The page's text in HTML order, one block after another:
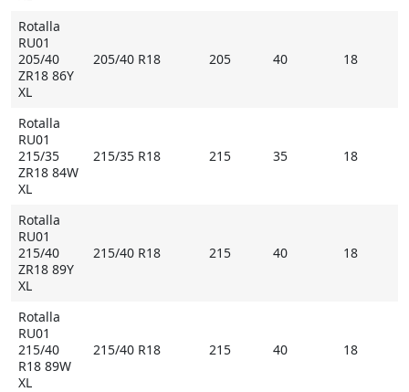
Rotalla
RU01
205/40
ZR18 86Y
XL
205/40 R18 205 40 18
Rotalla
RU01
215/35
ZR18 84W
XL
215/35 R18 215 35 18
Rotalla
RU01
215/40
ZR18 89Y
XL
215/40 R18 215 40 18
Rotalla
RU01
215/40
R18 89W
XL
215/40 R18 215 40 18